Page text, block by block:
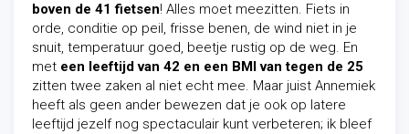
boven de 41 fietsen! Alles moet meezitten. Fiets in
orde, conditie op peil, frisse benen, de wind niet in je
snuit, temperatuur goed, beetje rustig op de weg. En
met een leeftijd van 42 en een BMI van tegen de 25
zitten twee zaken al niet echt mee. Maar juist Annemiek
heeft als geen ander bewezen dat je ook op latere
leeftijd jezelf nog spectaculair kunt verbeteren; ik bleef